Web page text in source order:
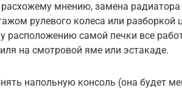
мнению, замена
рулевого колеса или разборкой
расположению самой печки все
на смотровой яме или эстакаде.
напольную консоль (она будет